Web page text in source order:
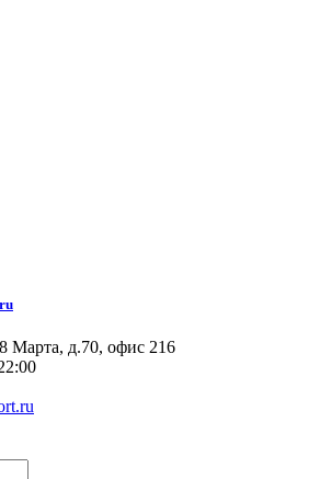
Марта, д.70, офис 216